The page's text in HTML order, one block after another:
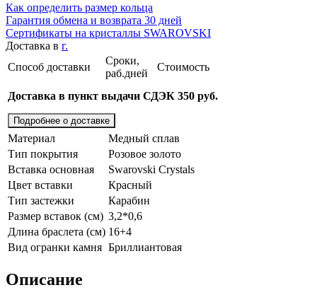
Как определить размер кольца
Гарантия обмена и возврата 30 дней
Сертификаты на кристаллы SWAROVSKI
Доставка в г.
Способ доставки
Сроки,
раб.дней
Стоимость
Доставка в пункт выдачи СДЭК 350 руб.
Подробнее о доставке
Материал
Медный сплав
Тип покрытия
Розовое золото
Вставка основная
Swarovski Crystals
Цвет вставки
Красный
Тип застежки
Карабин
Размер вставок (см) 3,2*0,6
Длина браслета (см) 16+4
Вид огранки камня Бриллиантовая
Описание